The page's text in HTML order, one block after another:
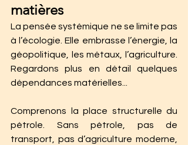
matières
La pensée systémique ne se limite pas
à l’écologie. Elle embrasse l’énergie, la
géopolitique, les métaux, l’agriculture.
Regardons plus en détail quelques
dépendances matérielles...
Comprenons la place structurelle du
pétrole. Sans pétrole, pas de
transport, pas d’agriculture moderne,